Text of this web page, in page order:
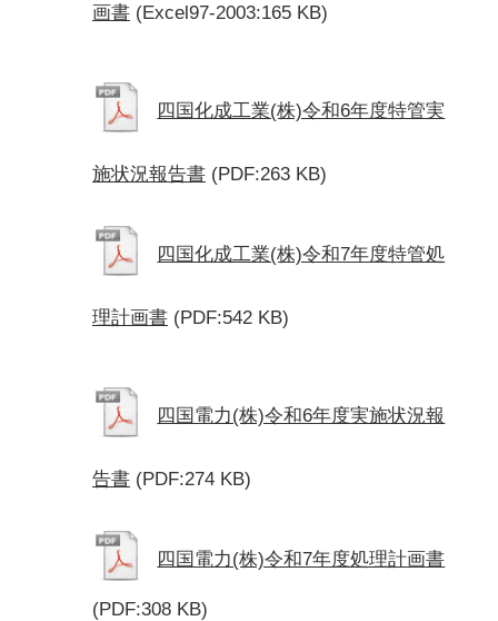
画書 (Excel97-2003:165 KB)
四国化成工業(株)令和6年度特管実
施状況報告書 (PDF:263 KB)
四国化成工業(株)令和7年度特管処
理計画書 (PDF:542 KB)
四国電力(株)令和6年度実施状況報
告書 (PDF:274 KB)
四国電力(株)令和7年度処理計画書
(PDF:308 KB)